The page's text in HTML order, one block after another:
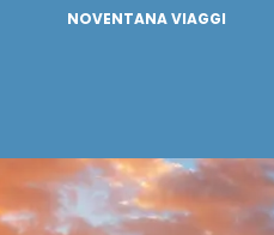
NOVENTANA VIAGGI